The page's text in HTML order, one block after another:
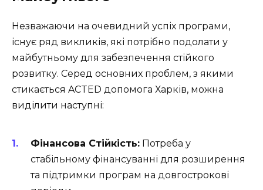
Незважаючи на очевидний успіх програми,
існує ряд викликів, які потрібно подолати у
майбутньому для забезпечення стійкого
розвитку. Серед основних проблем, з якими
стикається ACTED допомога Харків, можна
виділити наступні:
Фінансова Стійкість: Потреба у
стабільному фінансуванні для розширення
та підтримки програм на довгострокові